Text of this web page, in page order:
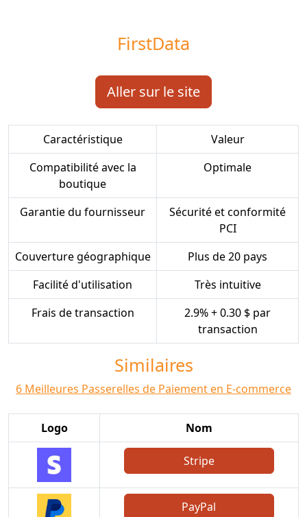
FirstData
Aller sur le site
Caractéristique
Valeur
Compatibilité avec la
boutique
Optimale
Garantie du fournisseur
Sécurité et conformité
PCI
Couverture géographique
Plus de 20 pays
Facilité d'utilisation
Très intuitive
Frais de transaction
2.9% + 0.30 $ par
transaction
Similaires
6 Meilleures Passerelles de Paiement en E-commerce
Logo Nom
Stripe
PayPal